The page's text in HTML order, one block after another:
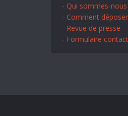
- Qui sommes-nous
- Comment
- Revue de presse
- Formulaire contact